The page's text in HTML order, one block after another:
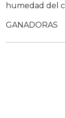
humedad del
GANADORAS